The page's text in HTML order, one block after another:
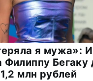
я мужа»:
Филиппу
млн рублей